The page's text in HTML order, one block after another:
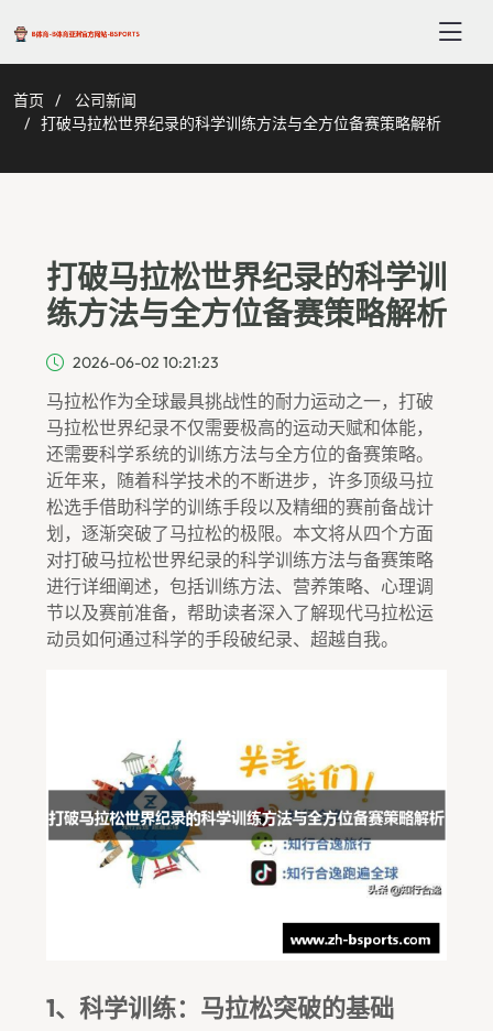
首页
公司新闻
打破马拉松世界纪录的科学训练方法与全方位备赛策略解析
打破马拉松世界纪录的科学训
练方法与全方位备赛策略解析
2026-06-02 10:21:23
马拉松作为全球最具挑战性的耐力运动之一，打破
马拉松世界纪录不仅需要极高的运动天赋和体能，
还需要科学系统的训练方法与全方位的备赛策略。
近年来，随着科学技术的不断进步，许多顶级马拉
松选手借助科学的训练手段以及精细的赛前备战计
划，逐渐突破了马拉松的极限。本文将从四个方面
对打破马拉松世界纪录的科学训练方法与备赛策略
进行详细阐述，包括训练方法、营养策略、心理调
节以及赛前准备，帮助读者深入了解现代马拉松运
动员如何通过科学的手段破纪录、超越自我。
1、科学训练：马拉松突破的基础